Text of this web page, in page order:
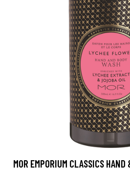
MOR EMPORIUM CLASSICS